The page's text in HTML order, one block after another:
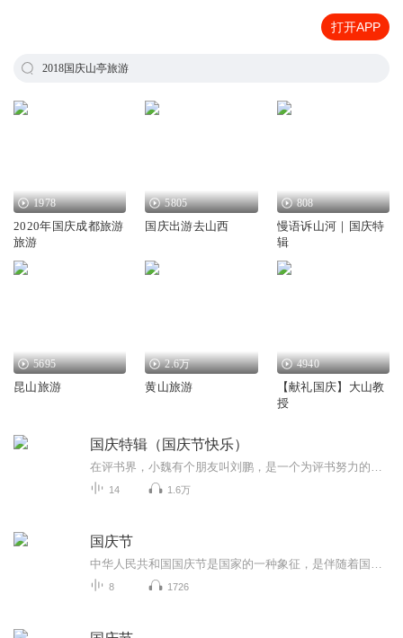
打开APP
2018国庆山亭旅游
1978
2020年国庆成都旅游
旅游
5805
国庆出游去山西
808
慢语诉山河｜国庆特
辑
5695
昆山旅游
2.6万
黄山旅游
4940
【献礼国庆】大山教
授
国庆特辑（国庆节快乐）
14 1.6万
国庆节
8 1726